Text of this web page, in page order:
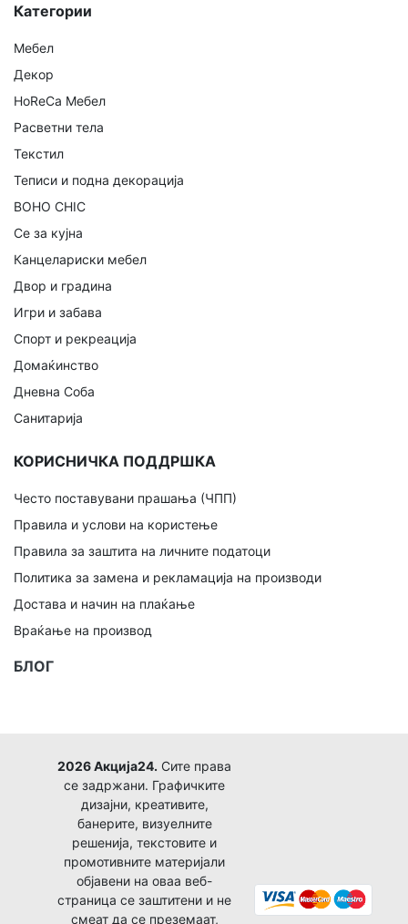
Категории
Мебел
Декор
HoReCa Мебел
Расветни тела
Текстил
Теписи и подна декорација
BOHO CHIC
Се за кујна
Канцелариски мебел
Двор и градина
Игри и забава
Спорт и рекреација
Домаќинство
Дневна Соба
Санитарија
КОРИСНИЧКА ПОДДРШКА
Често поставувани прашања (ЧПП)
Правила и услови на користење
Правила за заштита на личните податоци
Политика за замена и рекламација на производи
Достава и начин на плаќање
Враќање на производ
БЛОГ
2026 Акција24. Сите права
се задржани. Графичките
дизајни, креативите,
банерите, визуелните
решенија, текстовите и
промотивните материјали
објавени на оваа веб-
страница се заштитени и не
смеат да се преземаат,